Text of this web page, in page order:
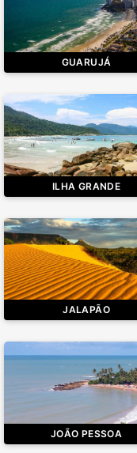
GUARUJÁ
ILHA GRANDE
JALAPÃO
JOÃO PESSOA